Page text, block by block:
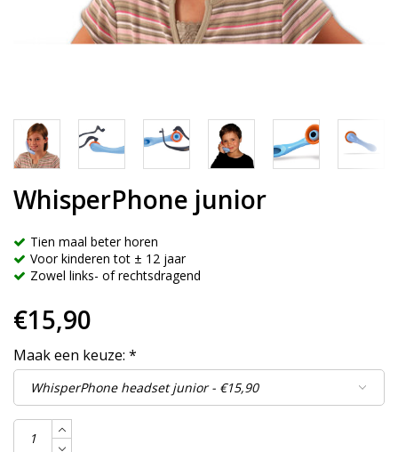
WhisperPhone junior
Tien maal beter horen
Voor kinderen tot ± 12 jaar
Zowel links- of rechtsdragend
€15,90
Maak een keuze: *